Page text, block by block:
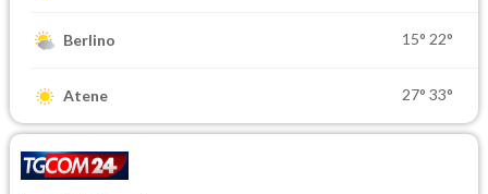
Berlino 15° 22°
Atene 27° 33°